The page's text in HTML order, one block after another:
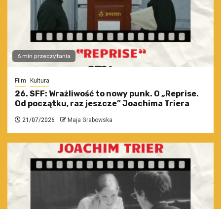
6 min przeczytania
Film Kultura
26. SFF: Wrażliwość to nowy punk. O „Reprise.
Od początku, raz jeszcze” Joachima Triera
21/07/2026 Maja Grabowska